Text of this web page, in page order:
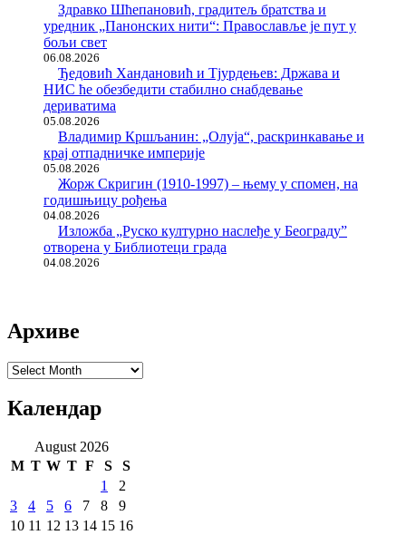
Здравко Шћепановић, градитељ братства и
уредник „Панонских нити“: Православље је пут у
бољи свет
06.08.2026
Ђедовић Хандановић и Тјурдењев: Држава и
НИС ће обезбедити стабилно снабдевање
дериватима
05.08.2026
Владимир Кршљанин: „Олуја“, раскринкавање и
крај отпадничке империје
05.08.2026
Жорж Скригин (1910-1997) – њему у спомен, на
годишњицу рођења
04.08.2026
Изложба „Руско културно наслеђе у Београду”
отворена у Библиотеци града
04.08.2026
Архиве
Архиве
Календар
August 2026
M T W T F S
S
1
2
3
4 5 6 7 8
9
10 11 12 13 14 15 16